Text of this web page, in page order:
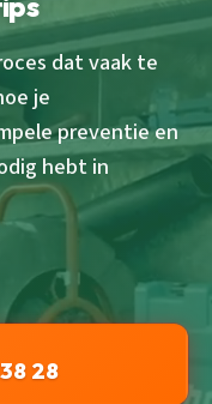
dat vaak te
je
preventie en
hebt in
28